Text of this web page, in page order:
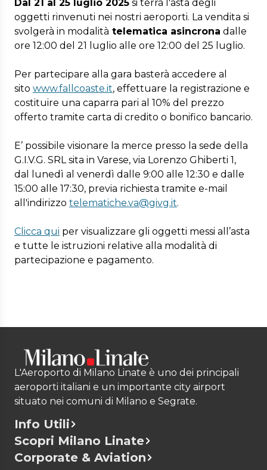
Dal 21 al 25 luglio 2025 si terrà l'asta degli
oggetti rinvenuti nei nostri aeroporti. La vendita si
svolgerà in modalità telematica asincrona dalle
ore 12:00 del 21 luglio alle ore 12:00 del 25 luglio.
Per partecipare alla gara basterà accedere al
sito www.fallcoaste.it, effettuare la registrazione e
costituire una caparra pari al 10% del prezzo
offerto tramite carta di credito o bonifico bancario.
E’ possibile visionare la merce presso la sede della
G.I.V.G. SRL sita in Varese, via Lorenzo Ghiberti 1,
dal lunedì al venerdì dalle 9:00 alle 12:30 e dalle
15:00 alle 17:30, previa richiesta tramite e-mail
all'indirizzo telematiche.va@givg.it.
Clicca qui per visualizzare gli oggetti messi all’asta
e tutte le istruzioni relative alla modalità di
partecipazione e pagamento.
L'Aeroporto di Milano Linate è uno dei principali
aeroporti italiani e un importante city airport
situato nei comuni di Milano e Segrate.
Info Utili
Scopri Milano Linate
Corporate & Aviation